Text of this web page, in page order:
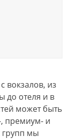
вокзалов, из
до отеля и в
может быть
премиум- и
групп мы